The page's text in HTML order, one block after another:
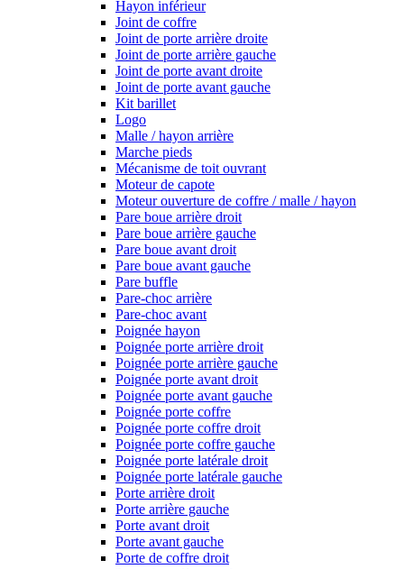
Hayon inférieur
Joint de coffre
Joint de porte arrière droite
Joint de porte arrière gauche
Joint de porte avant droite
Joint de porte avant gauche
Kit barillet
Logo
Malle / hayon arrière
Marche pieds
Mécanisme de toit ouvrant
Moteur de capote
Moteur ouverture de coffre / malle / hayon
Pare boue arrière droit
Pare boue arrière gauche
Pare boue avant droit
Pare boue avant gauche
Pare buffle
Pare-choc arrière
Pare-choc avant
Poignée hayon
Poignée porte arrière droit
Poignée porte arrière gauche
Poignée porte avant droit
Poignée porte avant gauche
Poignée porte coffre
Poignée porte coffre droit
Poignée porte coffre gauche
Poignée porte latérale droit
Poignée porte latérale gauche
Porte arrière droit
Porte arrière gauche
Porte avant droit
Porte avant gauche
Porte de coffre droit